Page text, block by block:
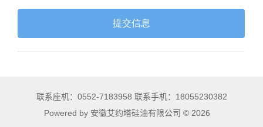
联系座机：0552-7183958 联系手机：18055230382
Powered by 安徽艾约塔硅油有限公司 © 2026